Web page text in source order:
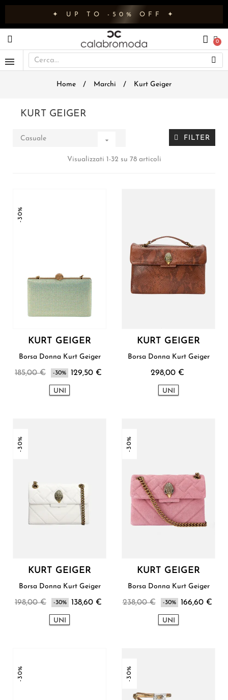
✦ UP TO -50% OFF ✦
Home Marchi Kurt Geiger
KURT GEIGER
Casuale  FILTER
Visualizzati 1-32 su 78 articoli
-30%
KURT GEIGER
Borsa Donna Kurt Geiger
185,00 € -30% 129,50 €
UNI
KURT GEIGER
Borsa Donna Kurt Geiger
298,00 €
UNI
-30%
KURT GEIGER
Borsa Donna Kurt Geiger
198,00 € -30% 138,60 €
UNI
-30%
KURT GEIGER
Borsa Donna Kurt Geiger
238,00 € -30% 166,60 €
UNI
-30% -30%